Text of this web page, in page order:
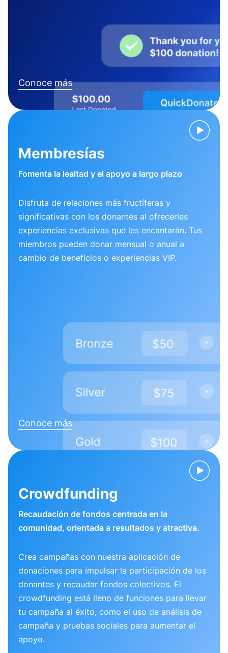
Conoce más
Membresías
Fomenta la lealtad y el apoyo a largo plazo
Disfruta de relaciones más fructíferas y
significativas con los donantes al ofrecerles
experiencias exclusivas que les encantarán. Tus
miembros pueden donar mensual o anual a
cambio de beneficios o experiencias VIP.
Conoce más
Crowdfunding
Recaudación de fondos centrada en la
comunidad, orientada a resultados y atractiva.
Crea campañas con nuestra aplicación de
donaciones para impulsar la participación de los
donantes y recaudar fondos colectivos. El
crowdfunding está lleno de funciones para llevar
tu campaña al éxito, como el uso de análisis de
campaña y pruebas sociales para aumentar el
apoyo.